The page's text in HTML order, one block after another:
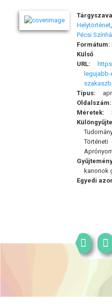
Helytörténet
Pécsi
Formátum:
Külső
URL:
legujabb-
Típus:
Oldalszám:
Méretek:
Történeti
kanonok
Egyedi